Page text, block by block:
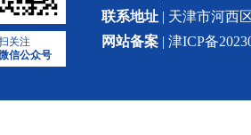
关注
信公众号
联系地址 | 天津市河西
网站备案 | 津ICP备